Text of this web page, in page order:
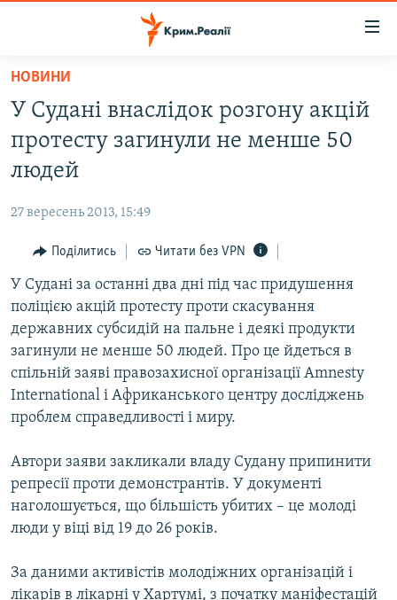
Перейти
основного
матеріалу
Перейти
до
основної
навігації
Перейти
пошуку
ВОДА.КРИМ
ВІДЕО ТА ФОТО
БЛОГИ
ПОГЛЯД
ІНТЕРВ'Ю
ВСЕ ЗА ДЕНЬ
СПЕЦПРОЕКТИ
ДЕПОРТАЦІЯ
ВІДЕОУРОКИ «ELIFBE»
УКРАЇНСЬКА ПРОБЛЕМА КРИМУ
ІНФОГРАФІКА
ЯК ОБІЙТИ БЛОКУВАННЯ
Русский
Qırımtatar
ДОЛУЧАЙСЯ!
Усі сайти RFE/RL
НОВИНИ
У Судані внаслідок розгону акцій
протесту загинули не менше 50
людей
27 вересень 2013, 15:49
Поділитись Читати без VPN
У Судані за останні два дні під час придушення
поліцією акцій протесту проти скасування
державних субсидій на пальне і деякі продукти
загинули не менше 50 людей. Про це йдеться в
спільній заяві правозахисної організації Amnesty
International і Африканського центру досліджень
проблем справедливості і миру.
Автори заяви закликали владу Судану припинити
репресії проти демонстрантів. У документі
наголошується, що більшість убитих – це молоді
люди у віці від 19 до 26 років.
За даними активістів молодіжних організацій і
лікарів в лікарні у Хартумі, з початку маніфестацій